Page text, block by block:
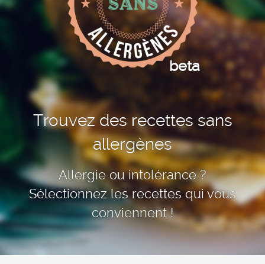
beta
Trouvez des recettes sans
allergènes
Allergie ou intolérance ?
Sélectionnez les recettes qui vous
conviennent !